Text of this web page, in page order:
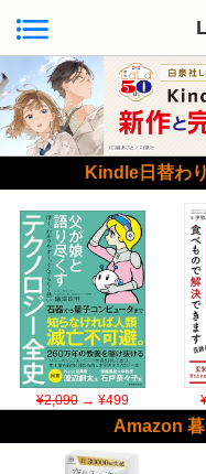
Kindle日替わ
¥2,090→ ¥499
Amazon